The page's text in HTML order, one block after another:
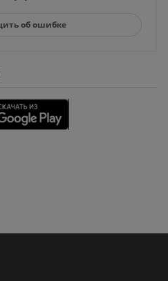
об ошибке